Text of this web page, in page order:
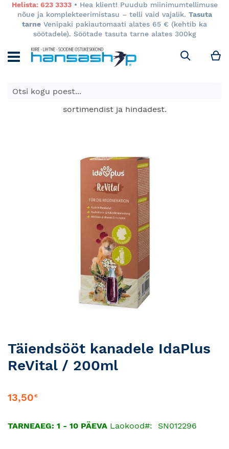
Helista: 623 3333• Hea klient! Puudub miinimumtellimuse
nõue ja komplekteerimistasu – telli vaid vajalik. Tasuta
tarne Venipaki pakiautomaati alates 65 € (kehtib ka
söötadele). Söötade tasuta tarne alates 300kg
Otsi
E-poes kuvatavad toodete hinnad kehtivad ainult e-
poes ja võivad erineda Keila ja Tartu poodide
sortimendist ja hindadest.
Skip
to
the
the
gallery
Täiendsööt kanadele IdaPlus
ReVital / 200ml
13,50€
TARNEAEG: 1 - 10 PÄEVA Laokood SN012296